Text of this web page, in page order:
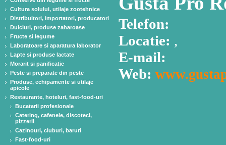
Cultura solului, utilaje zootehnice
Distribuitori, importatori, producatori
Dulciuri, produse zaharoase
Fructe si legume
Laboratoare si aparatura laborator
Lapte si produse lactate
Morarit si panificatie
Peste si preparate din peste
Produse, echipamente si utilaje
apicole
Restaurante, hoteluri, fast-food-uri
Bucatarii profesionale
Catering, cafenele, discoteci,
pizzerii
Cazinouri, cluburi, baruri
Fast-food-uri
Telefon:
Locatie: ,
E-mail:
Web: